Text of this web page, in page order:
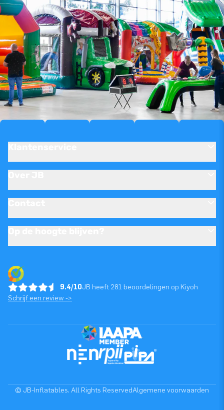
9.4/10JB heeft 281 beoordelingen op Kiyoh
Schrijf een review ->
© JB-Inflatables. All Rights ReservedAlgemene voorwaarden